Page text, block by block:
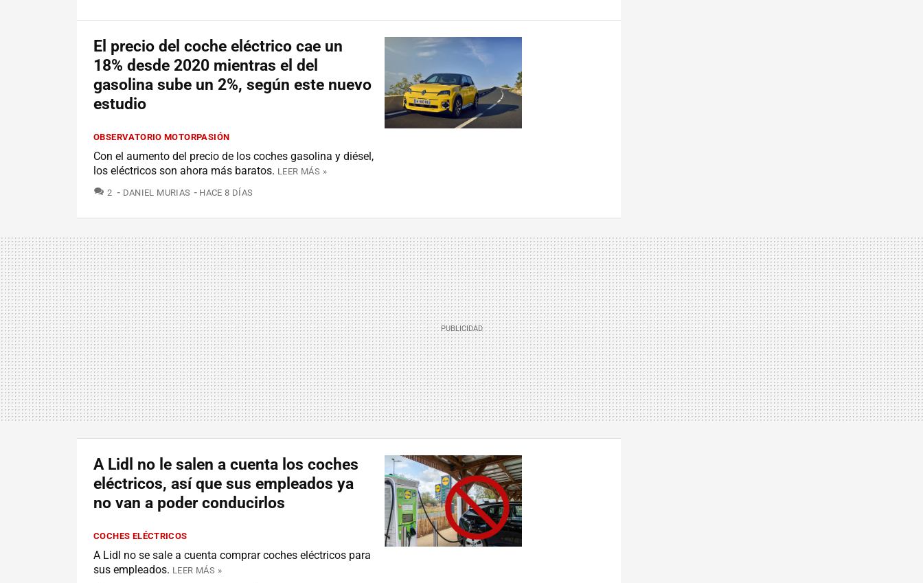
El precio del coche eléctrico cae un
18% desde 2020 mientras el del
gasolina sube un 2%, según este nuevo
estudio
OBSERVATORIO MOTORPASIÓN
Con el aumento del precio de los coches gasolina y diésel,
los eléctricos son ahora más baratos. LEER MÁS »
2 COMENTARIOS
DANIEL MURIAS HACE 8 DÍAS
A Lidl no le salen a cuenta los coches
eléctricos, así que sus empleados ya
no van a poder conducirlos
COCHES ELÉCTRICOS
A Lidl no se sale a cuenta comprar coches eléctricos para
sus empleados. LEER MÁS »